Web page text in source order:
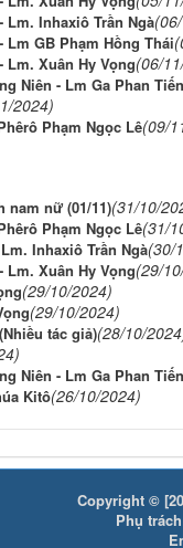
Lm. Inhaxiô Trần Ngà
GB Phạm Hồng Thái
Lm. Xuân Hy Vọng(06/
Niên - Lm Ga Phan
2024)
Phạm Ngọc Lê(09/
nam nữ (01/11)(31/10/
Phạm Ngọc Lê(31/
Inhaxiô Trần Ngà(30/
Lm. Xuân Hy Vọng(29/
(29/10/2024)
(29/10/2024)
tác giả)(28/10/
Niên - Lm Ga Phan
Kitô(26/10/2024)
Copyright ©
Phụ